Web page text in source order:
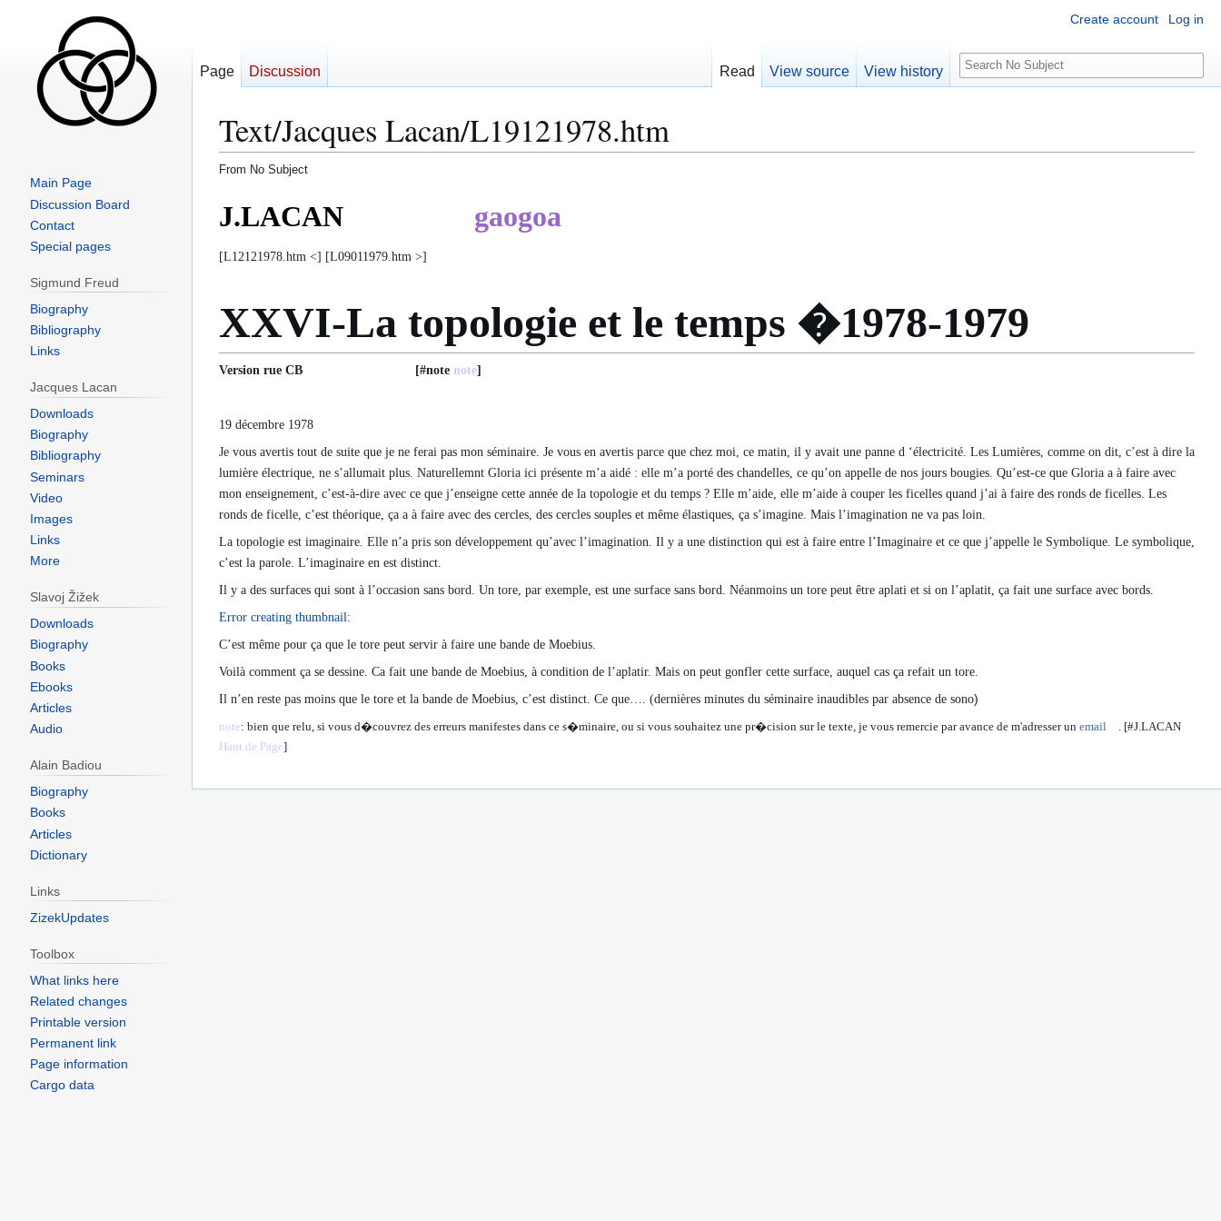
Text/Jacques Lacan/L19121978.htm
From No Subject
to
to
J.LACAN gaogoa
[L12121978.htm <] [L09011979.htm >]
XXVI-La topologie et le temps �1978-1979
Version rue CB [#note note]
19 décembre 1978
Je vous avertis tout de suite que je ne ferai pas mon séminaire. Je vous en avertis parce que chez moi, ce matin, il y avait une panne d ‘électricité. Les Lumières, comme on dit, c’est à dire la
lumière électrique, ne s’allumait plus. Naturellemnt Gloria ici présente m’a aidé : elle m’a porté des chandelles, ce qu’on appelle de nos jours bougies. Qu’est-ce que Gloria a à faire avec
mon enseignement, c’est-à-dire avec ce que j’enseigne cette année de la topologie et du temps ? Elle m’aide, elle m’aide à couper les ficelles quand j’ai à faire des ronds de ficelles. Les
ronds de ficelle, c’est théorique, ça a à faire avec des cercles, des cercles souples et même élastiques, ça s’imagine. Mais l’imagination ne va pas loin.
La topologie est imaginaire. Elle n’a pris son développement qu’avec l’imagination. Il y a une distinction qui est à faire entre l’Imaginaire et ce que j’appelle le Symbolique. Le symbolique,
c’est la parole. L’imaginaire en est distinct.
Il y a des surfaces qui sont à l’occasion sans bord. Un tore, par exemple, est une surface sans bord. Néanmoins un tore peut être aplati et si on l’aplatit, ça fait une surface avec bords.
Error creating thumbnail:
C’est même pour ça que le tore peut servir à faire une bande de Moebius.
Voilà comment ça se dessine. Ca fait une bande de Moebius, à condition de l’aplatir. Mais on peut gonfler cette surface, auquel cas ça refait un tore.
Il n’en reste pas moins que le tore et la bande de Moebius, c’est distinct. Ce que…. (dernières minutes du séminaire inaudibles par absence de sono)
note: bien que relu, si vous d�couvrez des erreurs manifestes dans ce s�minaire, ou si vous souhaitez une pr�cision sur le texte, je vous remercie par avance de m'adresser un email . [#J.LACAN
Haut de Page]
Create account Log in
Page Discussion Read View source View history
S
e
c
Main Page
Discussion Board
Contact
Special pages
Sigmund Freud
Biography
Bibliography
Links
Jacques Lacan
Downloads
Biography
Bibliography
Seminars
Video
Images
Links
More
Slavoj Žižek
Downloads
Biography
Books
Ebooks
Articles
Audio
Alain Badiou
Biography
Books
Articles
Dictionary
Links
ZizekUpdates
Toolbox
What links here
Related changes
Printable version
Permanent link
Page information
Cargo data